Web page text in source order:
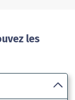
les